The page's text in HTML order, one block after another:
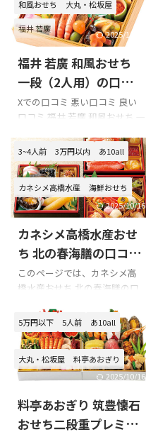
和風おせち 大丸・松坂屋
福井 若廣 2025/10/16
福井 若廣 和風おせち
一段（2人用）の口コミ
をまとめてみました!!!
Xでの口コミ 悪い口コミ 良い
口コミ 福井 若廣 和風おせち 一
に是非どうぞ!!! 「福井 若廣 和
風おせち 一段（2人用）」のX
での口コミ 若廣さんからおせ
ち届きました！！想像以上に
豪華で妻も大喜び！！明日が
楽しみ〜！！福井の皆様あり
がとうございました！！#若廣
pic.twitter.com/UKaF5inwuc—
December 31, 2021 若廣の鯖
でラス1を買えて良かった‼ ...
3~4人前 3万円以内 あ10all
カネシメ高橋水産
海鮮おせち
2025/10/16
カネシメ高橋水産おせ
ち 北の春海膳の口コミ
をまとめてみました!!!
このページでは、カネシメ高
橋水産おせち 北の春海膳の口
ミ 悪い口コミ 良い口コミ カネ
シメ高橋水産おせち 北の春海
膳を購入の際の参考に是非ど
うぞ!!! カネシメ高橋水産おせち
北の春海膳のXでの口コミ これ
セット…！「北の漁師膳」！
キンキもついてて豪華や…。※
5万円以下 5人前 あ10all
大丸・松坂屋
料亭あおぎり
2025/10/16
料亭あおぎり 筑豊懐石
おせち二段重プレミア